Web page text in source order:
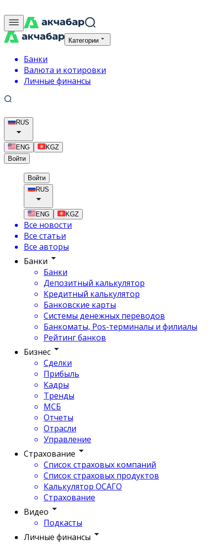
Категории
Банки
Валюта и котировки
Личные финансы
RUS
ENG
KGZ
Войти
Войти
RUS
ENG KGZ
Все новости
Все статьи
Все авторы
Банки
Банки
Депозитный калькулятор
Кредитный калькулятор
Банковские карты
Системы денежных переводов
Банкоматы, Pos-терминалы и филиалы
Рейтинг банков
Бизнес
Сделки
Прибыль
Кадры
Тренды
МСБ
Отчеты
Отрасли
Управление
Страхование
Список страховых компаний
Список страховых продуктов
Калькулятор ОСАГО
Страхование
Видео
Подкасты
Личные финансы